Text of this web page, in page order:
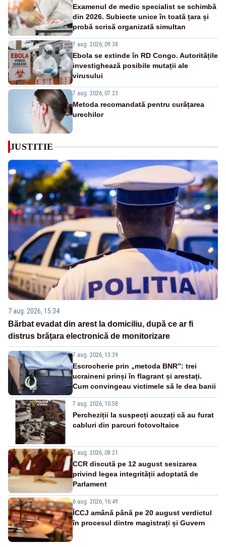
Examenul de medic specialist se schimbă
din 2026. Subiecte unice în toată țara și
probă scrisă organizată simultan
7 aug. 2026, 09:38
Ebola se extinde în RD Congo. Autoritățile
investighează posibile mutații ale
virusului
7 aug. 2026, 07:23
Metoda recomandată pentru curățarea
urechilor
JUSTITIE
7 aug. 2026, 15:34
Bărbat evadat din arest la domiciliu, după ce ar fi
distrus brățara electronică de monitorizare
7 aug. 2026, 13:39
Escrocherie prin „metoda BNR”: trei
ucraineni prinși în flagrant și arestați.
Cum convingeau victimele să le dea banii
7 aug. 2026, 10:58
Percheziții la suspecți acuzați că au furat
cabluri din parcuri fotovoltaice
7 aug. 2026, 08:21
CCR discută pe 12 august sesizarea
privind legea integrității adoptată de
Parlament
6 aug. 2026, 16:49
ÎCCJ amână până pe 20 august verdictul
în procesul dintre magistrați și Guvern